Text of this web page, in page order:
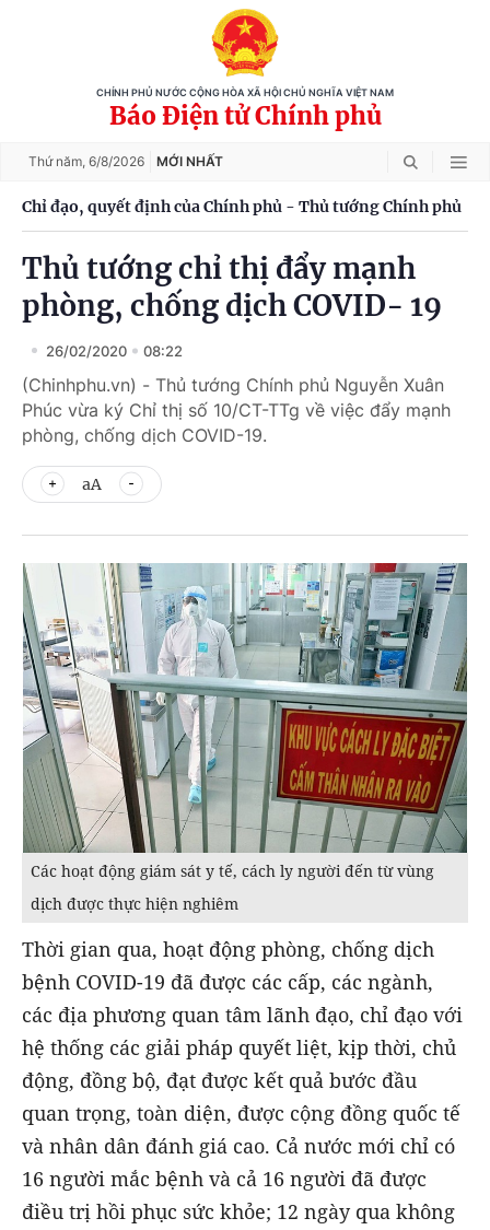
CHÍNH PHỦ NƯỚC CỘNG HÒA XÃ HỘI CHỦ NGHĨA VIỆT NAM
Báo Điện tử Chính phủ
Thứ năm, 6/8/2026 MỚI NHẤT
Chỉ đạo, quyết định của Chính phủ - Thủ tướng Chính phủ
Thủ tướng chỉ thị đẩy mạnh
phòng, chống dịch COVID- 19
26/02/2020 08:22
(Chinhphu.vn) - Thủ tướng Chính phủ Nguyễn Xuân
Phúc vừa ký Chỉ thị số 10/CT-TTg về việc đẩy mạnh
phòng, chống dịch COVID-19.
aA
Các hoạt động giám sát y tế, cách ly người đến từ vùng
dịch được thực hiện nghiêm
Thời gian qua, hoạt động phòng, chống dịch
bệnh COVID-19 đã được các cấp, các ngành,
các địa phương quan tâm lãnh đạo, chỉ đạo với
hệ thống các giải pháp quyết liệt, kịp thời, chủ
động, đồng bộ, đạt được kết quả bước đầu
quan trọng, toàn diện, được cộng đồng quốc tế
và nhân dân đánh giá cao. Cả nước mới chỉ có
16 người mắc bệnh và cả 16 người đã được
điều trị hồi phục sức khỏe; 12 ngày qua không